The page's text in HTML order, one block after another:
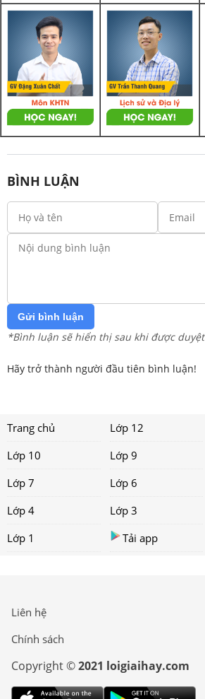
BÌNH LUẬN
Gửi bình luận
*Bình luận sẽ hiển thị sau khi được duyệt
Hãy trở thành người đầu tiên bình luận!
Trang chủ Lớp 12
Lớp 10
Lớp 9
Lớp 7
Lớp 6
Lớp 4
Lớp 3
Lớp 1
Tải app
Liên hệ
Chính sách
Copyright ©2021 loigiaihay.com